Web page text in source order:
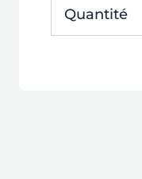
Quantité